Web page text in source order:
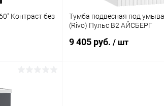
Контраст без
Тумба подвесная под
(Rivo) Пульс В2 АЙСБЕРГ
9 405 руб. / шт